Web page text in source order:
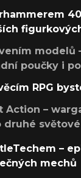
modelů
poučky i
RPG
Action –
druhé
–
mechů